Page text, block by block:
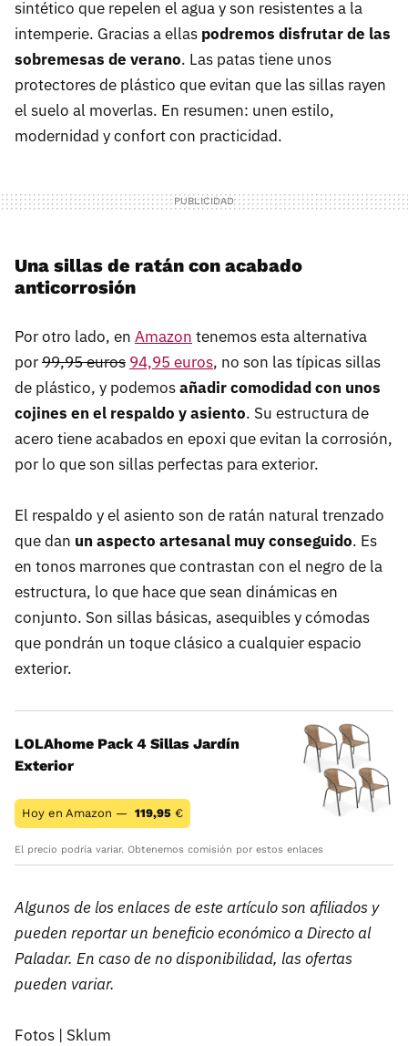
sintético que repelen el agua y son resistentes a la
intemperie. Gracias a ellas podremos disfrutar de las
sobremesas de verano. Las patas tiene unos
protectores de plástico que evitan que las sillas rayen
el suelo al moverlas. En resumen: unen estilo,
modernidad y confort con practicidad.
Una sillas de ratán con acabado
anticorrosión
Por otro lado, en Amazon tenemos esta alternativa
por99,95 euros 94,95 euros, no son las típicas sillas
de plástico, y podemosañadir comodidad con unos
cojines en el respaldo y asiento. Su estructura de
acero tiene acabados en epoxi que evitan la corrosión,
por lo que son sillas perfectas para exterior.
El respaldo y el asiento son de ratán natural trenzado
que dan un aspecto artesanal muy conseguido. Es
en tonos marrones que contrastan con el negro de la
estructura, lo que hace que sean dinámicas en
conjunto. Son sillas básicas, asequibles y cómodas
que pondrán un toque clásico a cualquier espacio
exterior.
LOLAhome Pack 4 Sillas Jardín
Exterior
Hoy en Amazon — 119,95 €
El precio podría variar. Obtenemos comisión por estos enlaces
Algunos de los enlaces de este artículo son afiliados y
pueden reportar un beneficio económico a Directo al
Paladar. En caso de no disponibilidad, las ofertas
pueden variar.
Fotos | Sklum